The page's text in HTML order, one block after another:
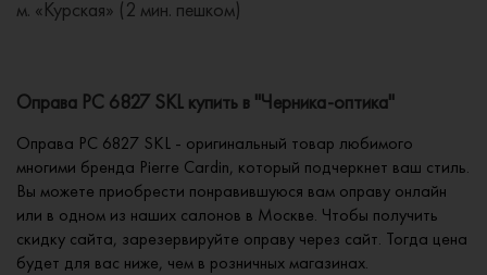
м. «Курская» (2 мин. пешком)
Оправа PC 6827 SKL купить в "Черника-оптика"
Оправа PC 6827 SKL - оригинальный товар любимого
многими бренда Pierre Cardin, который подчеркнет ваш стиль.
Вы можете приобрести понравившуюся вам оправу онлайн
или в одном из наших салонов в Москве. Чтобы получить
скидку сайта, зарезервируйте оправу через сайт. Тогда цена
будет для вас ниже, чем в розничных магазинах.